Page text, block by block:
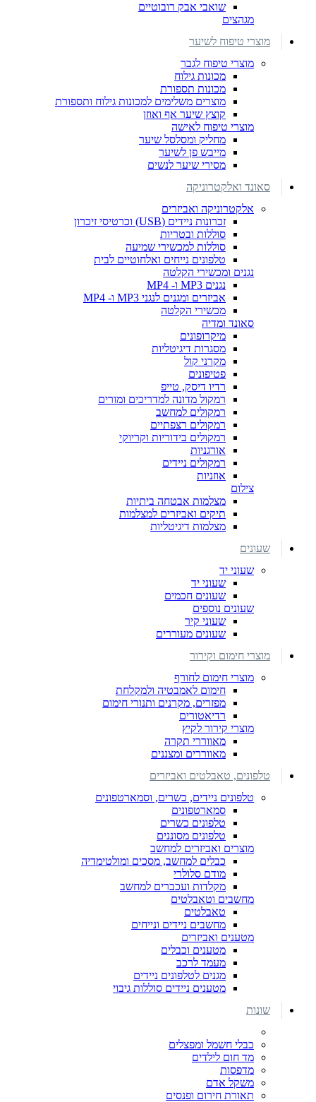
שואבי אבק רובוטיים
מגהצים
מוצרי טיפוח לשיער
מוצרי טיפוח לגבר
מכונות גילוח
מכונות תספורת
מוצרים משלימים למכונות גילוח ותספורת
קוצץ שיער אף ואוזן
מוצרי טיפוח לאישה
מחליק ומסלסל שיער
מייבש פן לשיער
מסירי שיער לנשים
סאונד ואלקטרוניקה
אלקטרוניקה ואביזרים
זכרונות ניידים (USB) וכרטיסי זיכרון
סוללות ובטריות
סוללות למכשירי שמיעה
טלפונים נייחים ואלחוטיים לבית
נגנים ומכשירי הקלטה
נגנים MP3 ו- MP4
אביזרים ומגנים לנגני MP3 ו- MP4
מכשירי הקלטה
סאונד ומדיה
מיקרופונים
מסגרות דיגיטליות
מקרני קול
פטיפונים
רדיו דיסק, טייפ
רמקול מדונה למדריכים ומורים
רמקולים למחשב
רמקולים רצפתיים
רמקולים בידוריות וקריוקי
אורגניות
רמקולים ניידים
אוזניות
צילום
מצלמות אבטחה ביתיות
תיקים ואביזרים למצלמות
מצלמות דיגיטליות
שעונים
שעוני יד
שעוני יד
שעונים חכמים
שעונים נוספים
שעוני קיר
שעונים מעוררים
מוצרי חימום וקירור
מוצרי חימום לחורף
חימום לאמבטיה ולמקלחת
מפזרים, מקרנים ותנורי חימום
רדיאטורים
מוצרי קירור לקיץ
מאווררי תקרה
מאווררים ומצננים
טלפונים, טאבלטים ואביזרים
טלפונים ניידים, כשרים, וסמארטפונים
סמארטפונים
טלפונים כשרים
טלפונים מסוננים
מוצרים ואביזרים למחשב
כבלים למחשב, מסכים ומולטימדיה
מודם סלולרי
מקלדות ועכברים למחשב
מחשבים וטאבלטים
טאבלטים
מחשבים ניידים ונייחים
מטענים ואביזרים
מטענים וכבלים
מעמד לרכב
מגנים לטלפונים ניידים
מטענים ניידים סוללות גיבוי
שונות
כבלי חשמל ומפצלים
מד חום לילדים
מדפסות
משקל אדם
תאורת חירום ופנסים